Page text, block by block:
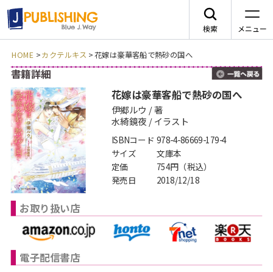
検索 メニュー
JA
レーベルから探す
arca comics
G-Lish
カクテルキス文庫
ジャンルから探す
BLコミック
TLコミック
メニュー
ニュース
作品一覧
HOME >カクテルキス >花嫁は豪華客船で熱砂の国へ
書籍詳細
花嫁は豪華客船で熱砂の国へ
伊郷ルウ / 著
水綺鏡夜 / イラスト
ISBNコード 978-4-86669-179-4
サイズ
文庫本
定価 754円（税込）
発売日 2018/12/18
お取り扱い店
電子配信書店